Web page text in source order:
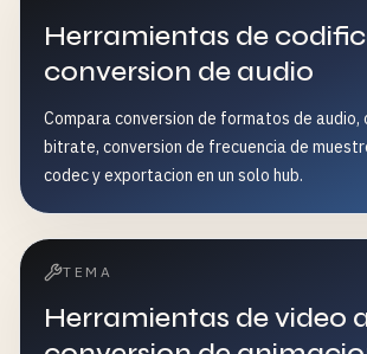
Herramientas de
conversion de audio
Compara conversion de formatos de audio,
bitrate, conversion de frecuencia de
codec y exportacion en un solo hub.
TEMA
Herramientas de video